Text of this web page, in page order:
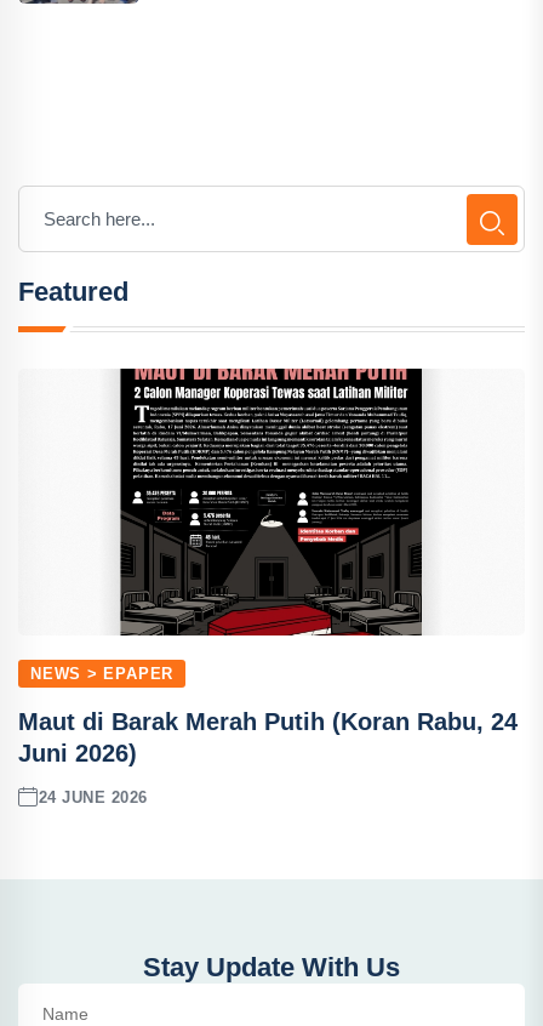
Featured
NEWS > EPAPER
Maut di Barak Merah Putih (Koran Rabu, 24
Juni 2026)
24 JUNE 2026
Stay Update With Us